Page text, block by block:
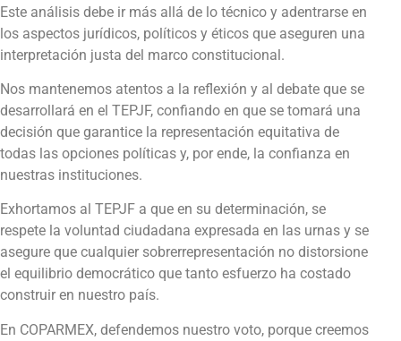
Este análisis debe ir más allá de lo técnico y adentrarse en
los aspectos jurídicos, políticos y éticos que aseguren una
interpretación justa del marco constitucional.
Nos mantenemos atentos a la reflexión y al debate que se
desarrollará en el TEPJF, confiando en que se tomará una
decisión que garantice la representación equitativa de
todas las opciones políticas y, por ende, la confianza en
nuestras instituciones.
Exhortamos al TEPJF a que en su determinación, se
respete la voluntad ciudadana expresada en las urnas y se
asegure que cualquier sobrerrepresentación no distorsione
el equilibrio democrático que tanto esfuerzo ha costado
construir en nuestro país.
En COPARMEX, defendemos nuestro voto, porque creemos